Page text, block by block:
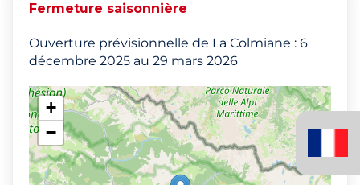
Fermeture saisonnière
Ouverture prévisionnelle de La Colmiane : 6
décembre 2025 au 29 mars 2026
+
−